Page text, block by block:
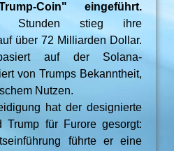
Coin" eingeführt.
Stunden stieg ihre
über 72 Milliarden Dollar.
auf der Solana-
von Trumps Bekanntheit,
Nutzen.
hat der designierte
Trump für Furore gesorgt:
führte er eine